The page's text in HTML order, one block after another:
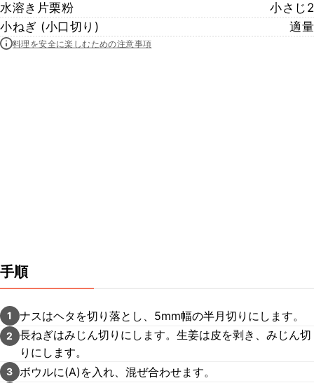
水溶き片栗粉
小さじ2
小ねぎ (小口切り)
適量
料理を安全に楽しむための注意事項
手順
1 ナスはヘタを切り落とし、5mm幅の半月切りにします。
2
長ねぎはみじん切りにします。生姜は皮を剥き、みじん切
りにします。
3 ボウルに(A)を入れ、混ぜ合わせます。